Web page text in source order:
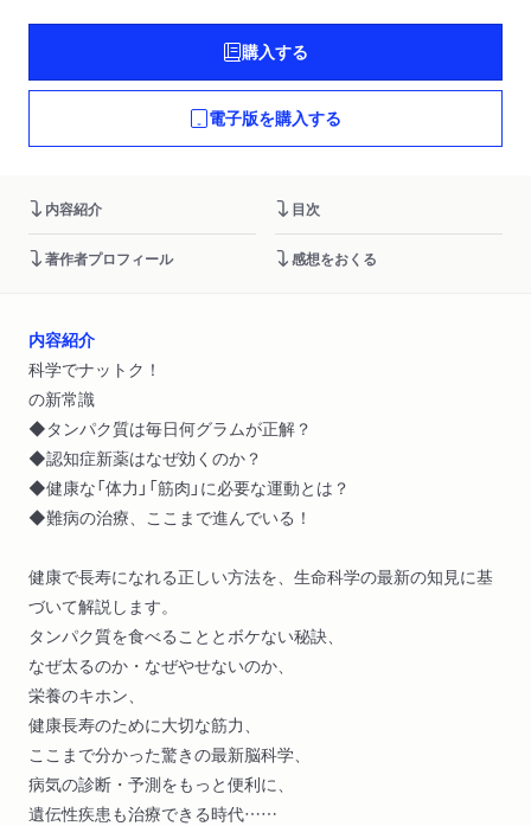
購入する
電子版を購入する
内容紹介 目次
著作者プロフィール 感想をおくる
内容紹介
科学でナットク！
の新常識
◆タンパク質は毎日何グラムが正解？
◆認知症新薬はなぜ効くのか？
◆健康な「体力」「筋肉」に必要な運動とは？
◆難病の治療、ここまで進んでいる！
健康で長寿になれる正しい方法を、生命科学の最新の知見に基
づいて解説します。
タンパク質を食べることとボケない秘訣、
なぜ太るのか・なぜやせないのか、
栄養のキホン、
健康長寿のために大切な筋力、
ここまで分かった驚きの最新脳科学、
病気の診断・予測をもっと便利に、
遺伝性疾患も治療できる時代……